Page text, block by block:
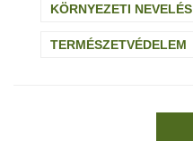
KÖRNYEZETI NEVELÉS
TERMÉSZETVÉDELEM